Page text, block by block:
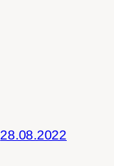
28.08.2022